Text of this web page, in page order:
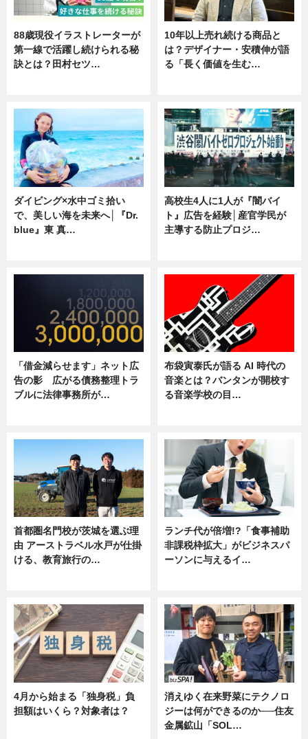
88歳現役イラストレーターが
第一線で活躍し続けられる秘
訣とは？田村セツ…
10年以上売れ続ける商品と
は？デザイナー・安積伸が語
る「長く価値を生む…
ダイビング×水中ゴミ拾い
で、美しい海を未来へ│『Dr.
blue』東 真…
高校生4人に1人が『闇バイ
ト』広告を経験│産官学民が
主導する防止プロジ…
「借金減らせます」ネット広
告の影 広がる債務整理トラ
ブルに法律事務所が…
布袋寅泰氏が語る AI 時代の
音楽とは？バンタンが開校す
る音楽学校の目…
首都圏名門校が茨城を選ぶ理
由 アーストラベル水戸が仕掛
ける、教育旅行の…
ランチ代が倍増!?「食事補助
非課税枠拡大」がビジネスパ
ーソンに与えるイ…
4月から始まる「独身税」負
担額はいくら？対象者は？
消えゆく在来野菜にテクノロ
ジーは何ができるのか──住友
金属鉱山「SOL…